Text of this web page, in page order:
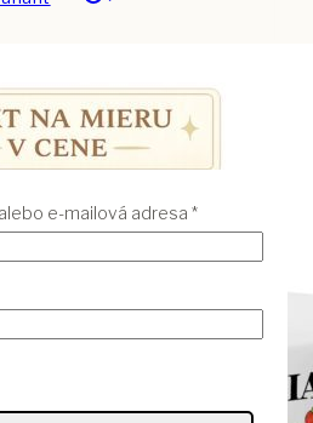
e-mailová adresa *Povinné